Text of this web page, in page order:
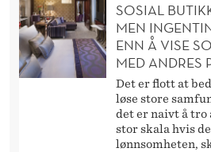
SOSIAL
MEN
ENN Å VISE
MED ANDRES
Det er flott at
løse store
det er naivt å tro
stor skala hvis
lønnsomheten,